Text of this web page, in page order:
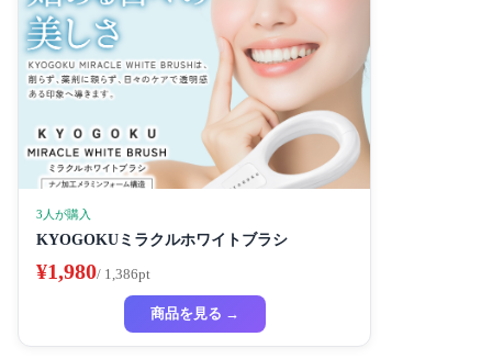
3人が購入
KYOGOKUミラクルホワイトブラシ
¥1,980/ 1,386pt
商品を見る →